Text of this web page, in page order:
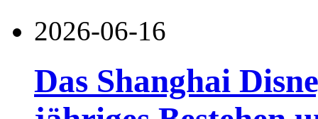
2026-06-16
Das Shanghai